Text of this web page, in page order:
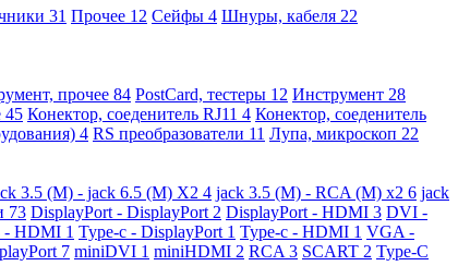
31 Прочее 12 Сейфы 4 Шнуры, кабеля 22
прочее 84 PostCard, тестеры 12 Инструмент 28
45 Конектор, соеденитель RJ11 4 Конектор, соеденитель
4 RS преобразователи 11 Лупа, микроскоп 22
3.5 (M) - jack 6.5 (M) X2 4 jack 3.5 (M) - RCA (M) x2 6 jack
73 DisplayPort - DisplayPort 2 DisplayPort - HDMI 3 DVI -
- HDMI 1 Type-c - DisplayPort 1 Type-c - HDMI 1 VGA -
7 miniDVI 1 miniHDMI 2 RCA 3 SCART 2 Type-C